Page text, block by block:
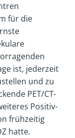
für die
ist, jederzeit
und zu
PET/CT-
Positiv-
frühzeitig
hatte.